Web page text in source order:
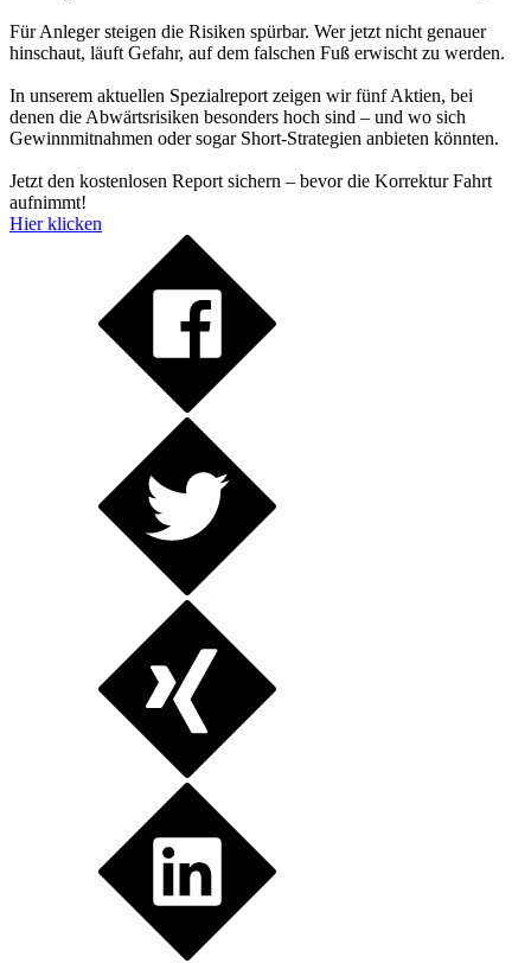
Für Anleger steigen die Risiken spürbar. Wer jetzt nicht genauer
hinschaut, läuft Gefahr, auf dem falschen Fuß erwischt zu werden.
In unserem aktuellen Spezialreport zeigen wir fünf Aktien, bei
denen die Abwärtsrisiken besonders hoch sind – und wo sich
Gewinnmitnahmen oder sogar Short-Strategien anbieten könnten.
Jetzt den kostenlosen Report sichern – bevor die Korrektur Fahrt
aufnimmt!
Hier klicken